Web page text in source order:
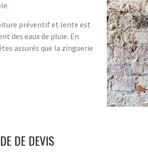
préventif et lente est
des eaux de pluie. En
assurés que la zinguerie
DE DEVIS